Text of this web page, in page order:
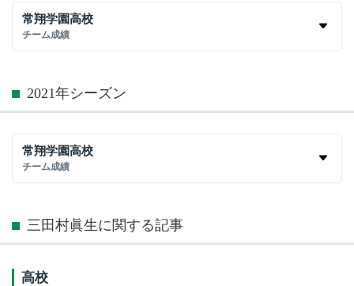
常翔学園高校
チーム成績
2021年シーズン
常翔学園高校
チーム成績
三田村眞生に関する記事
高校